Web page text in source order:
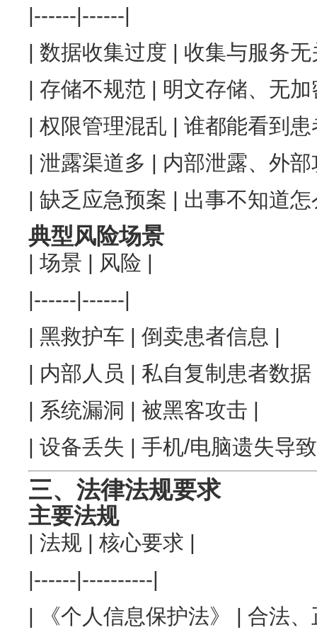
|------|------|
| 数据收集过度 | 收集与服务
| 存储不规范 | 明文存储、无
| 权限管理混乱 | 谁都能看到
| 泄露渠道多 | 内部泄露、外
| 缺乏应急预案 | 出事不知道
典型风险场景
| 场景 | 风险 |
|------|------|
| 黑救护车 | 倒卖患者信息 |
| 内部人员 | 私自复制患者数据
| 系统漏洞 | 被黑客攻击 |
| 设备丢失 | 手机/电脑遗失导
三、法律法规要求
主要法规
| 法规 | 核心要求 |
|------|----------|
| 《个人信息保护法》 | 合法